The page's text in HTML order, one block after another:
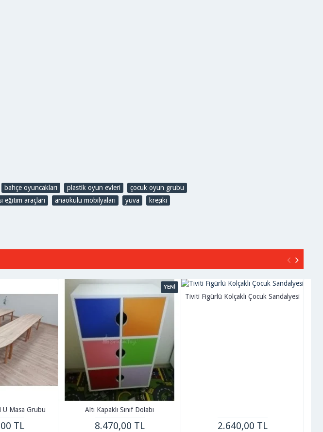
bahçe oyuncakları plastik oyun evleri çocuk oyun grubu
eğitim araçları anaokulu mobilyaları yuva kreşiki
U Masa Grubu
TL
YENİ
Altı Kapaklı Sınıf Dolabı
8.470,00 TL
Tiviti Figürlü Kolçaklı Çocuk Sandalyesi
2.640,00 TL